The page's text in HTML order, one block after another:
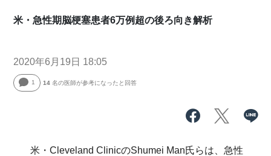
米・急性期脳梗塞患者6万例超の後ろ向き解析
2020年6月19日 18:05
1 14 名の医師が参考になったと回答
米・Cleveland ClinicのShumei Man氏らは、急性